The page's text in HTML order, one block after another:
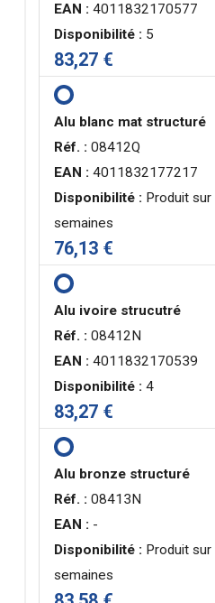
EAN : 4011832170577
Disponibilité : 5
83,27 €
Alu blanc mat structuré
Réf. : 08412Q
EAN : 4011832177217
Disponibilité : Produit
semaines
76,13 €
Alu ivoire strucutré
Réf. : 08412N
EAN : 4011832170539
Disponibilité : 4
83,27 €
Alu bronze structuré
Réf. : 08413N
EAN : -
Disponibilité : Produit
semaines